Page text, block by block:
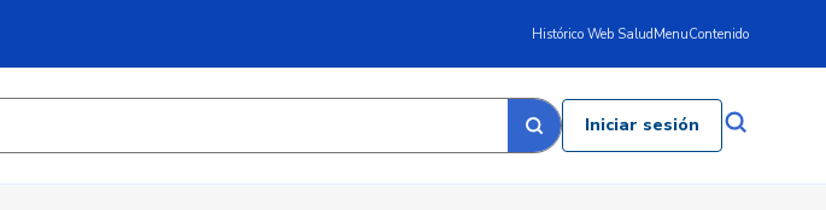
Histórico Web SaludMenuContenido
Iniciar sesión